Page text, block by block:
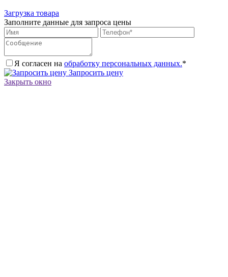
Загрузка товара
Заполните данные для запроса цены
Я согласен на обработку персональных данных.*
Запросить цену
Закрыть окно